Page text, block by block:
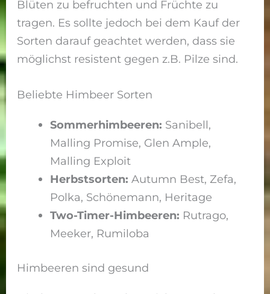
Blüten zu befruchten und Früchte zu
tragen. Es sollte jedoch bei dem Kauf der
Sorten darauf geachtet werden, dass sie
möglichst resistent gegen z.B. Pilze sind.
Beliebte Himbeer Sorten
Sommerhimbeeren: Sanibell,
Malling Promise, Glen Ample,
Malling Exploit
Herbstsorten: Autumn Best, Zefa,
Polka, Schönemann, Heritage
Two-Timer-Himbeeren: Rutrago,
Meeker, Rumiloba
Himbeeren sind gesund